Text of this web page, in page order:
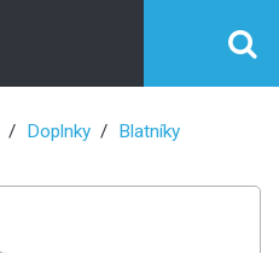
Doplnky Blatníky